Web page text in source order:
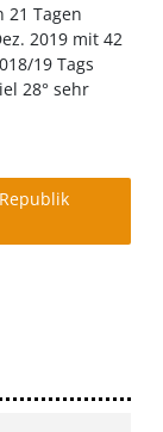
21 Tagen
2019 mit 42
19 Tags
28° sehr